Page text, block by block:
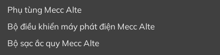
Phụ tùng Mecc Alte
Bộ điều khiển máy phát điện Mecc Alte
Bộ sạc ắc quy Mecc Alte